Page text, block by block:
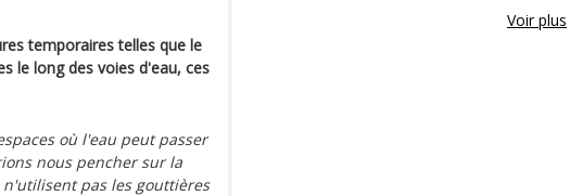
temporaires telles que le
le long des voies d'eau, ces
où l'eau peut passer
nous pencher sur la
pas les gouttières
Voir plus